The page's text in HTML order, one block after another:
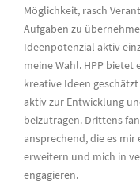
Möglichkeit, rasch
Aufgaben zu
Ideenpotenzial aktiv
meine Wahl. HPP
kreative Ideen
aktiv zur Entwicklung
beizutragen. Drittens
ansprechend, die es
erweitern und mich in
engagieren.